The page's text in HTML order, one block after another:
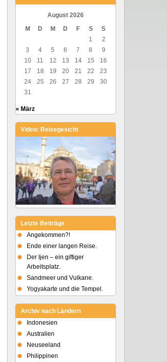
August 2026
M
D M D F S
S
1
2
3
4 5 6 7 8
9
10
11 12 13 14 15
16
17
18 19 20 21 22
23
24
25 26 27 28 29
30
31
« März
Video: Reisegesicht
Letzte Beiträge
Angekommen?!
Ende einer langen Reise.
Der Ijen – ein giftiger
Arbeitsplatz.
Sandmeer und Vulkane.
Yogyakarte und die Tempel.
Archiv nach Ländern
Indonesien
Australien
Neuseeland
Philippinen